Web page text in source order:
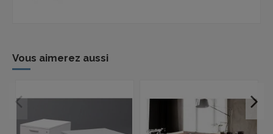
Vous aimerez aussi